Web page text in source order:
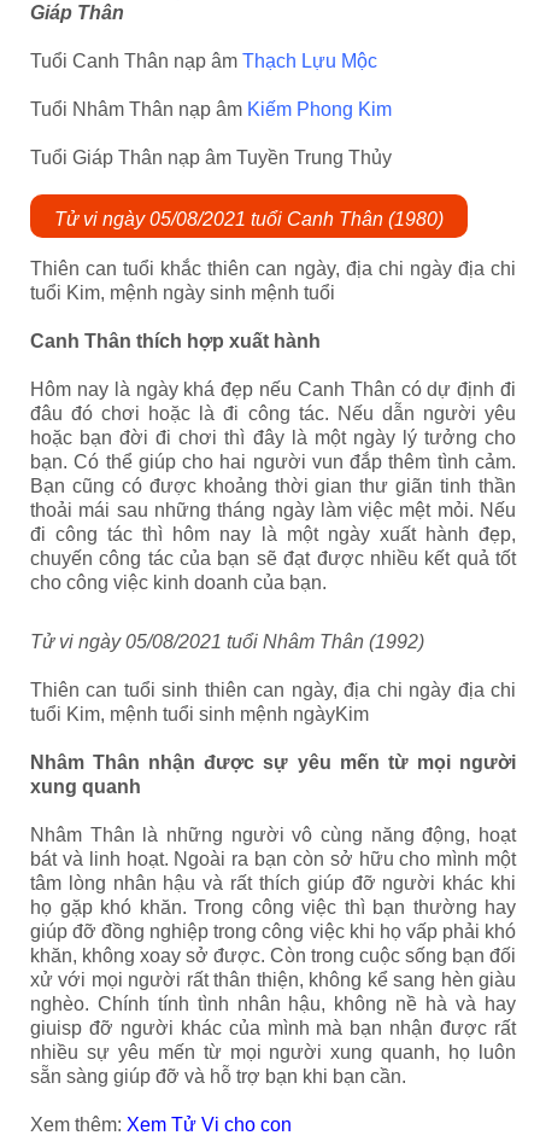
Giáp Thân
Tuổi Canh Thân nạp âm Thạch Lựu Mộc
Tuổi Nhâm Thân nạp âm Kiếm Phong Kim
Tuổi Giáp Thân nạp âm Tuyền Trung Thủy
Tử vi ngày05/08/2021 tuổi Canh Thân (1980)
Thiên can tuổi khắc thiên can ngày, địa chi ngày địa chi
tuổi Kim, mệnh ngày sinh mệnh tuổi
Canh Thân thích hợp xuất hành
Hôm nay là ngày khá đẹp nếu Canh Thân có dự định đi
đâu đó chơi hoặc là đi công tác. Nếu dẫn người yêu
hoặc bạn đời đi chơi thì đây là một ngày lý tưởng cho
bạn. Có thể giúp cho hai người vun đắp thêm tình cảm.
Bạn cũng có được khoảng thời gian thư giãn tinh thần
thoải mái sau những tháng ngày làm việc mệt mỏi. Nếu
đi công tác thì hôm nay là một ngày xuất hành đẹp,
chuyến công tác của bạn sẽ đạt được nhiều kết quả tốt
cho công việc kinh doanh của bạn.
Tử vi ngày05/08/2021 tuổi Nhâm Thân (1992)
Thiên can tuổi sinh thiên can ngày, địa chi ngày địa chi
tuổi Kim, mệnh tuổi sinh mệnh ngàyKim
Nhâm Thân nhận được sự yêu mến từ mọi người
xung quanh
Nhâm Thân là những người vô cùng năng động, hoạt
bát và linh hoạt. Ngoài ra bạn còn sở hữu cho mình một
tâm lòng nhân hậu và rất thích giúp đỡ người khác khi
họ gặp khó khăn. Trong công việc thì bạn thường hay
giúp đỡ đồng nghiệp trong công việc khi họ vấp phải khó
khăn, không xoay sở được. Còn trong cuộc sống bạn đối
xử với mọi người rất thân thiện, không kể sang hèn giàu
nghèo. Chính tính tình nhân hậu, không nề hà và hay
giuisp đỡ người khác của mình mà bạn nhận được rất
nhiều sự yêu mến từ mọi người xung quanh, họ luôn
sẵn sàng giúp đỡ và hỗ trợ bạn khi bạn cần.
Xem thêm: Xem Tử Vi cho con